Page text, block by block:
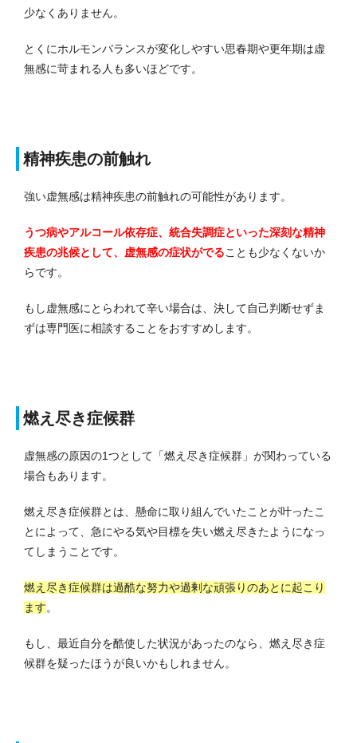
少なくありません。
とくにホルモンバランスが変化しやすい思春期や更年期は虚
無感に苛まれる人も多いほどです。
精神疾患の前触れ
強い虚無感は精神疾患の前触れの可能性があります。
うつ病やアルコール依存症、統合失調症といった深刻な精神
疾患の兆候として、虚無感の症状がでることも少なくないか
らです。
もし虚無感にとらわれて辛い場合は、決して自己判断せずま
ずは専門医に相談することをおすすめします。
燃え尽き症候群
虚無感の原因の1つとして「燃え尽き症候群」が関わっている
場合もあります。
燃え尽き症候群とは、懸命に取り組んでいたことが叶ったこ
とによって、急にやる気や目標を失い燃え尽きたようになっ
てしまうことです。
燃え尽き症候群は過酷な努力や過剰な頑張りのあとに起こり
ます。
もし、最近自分を酷使した状況があったのなら、燃え尽き症
候群を疑ったほうが良いかもしれません。